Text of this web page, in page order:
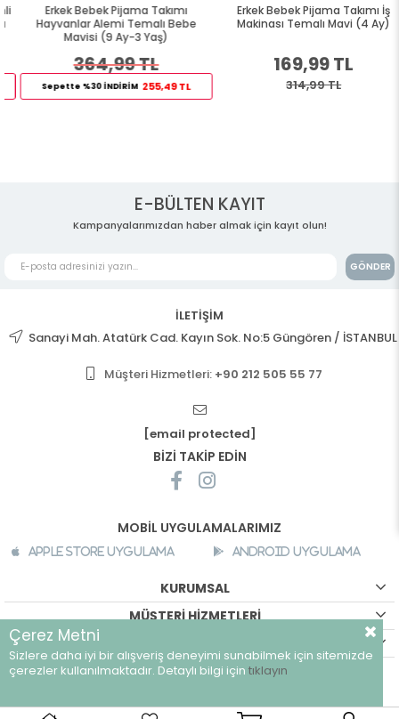
Erkek Bebek Pijama Takımı
Hayvanlar Alemi Temalı Bebe
Mavisi (9 Ay-3 Yaş)
364,99 TL
Sepette %30 İNDİRİM 255,49 TL
Erkek Bebek Pijama Takımı İş
Makinası Temalı Mavi (4 Ay)
169,99 TL
314,99 TL
E-BÜLTEN KAYIT
Kampanyalarımızdan haber almak için kayıt olun!
GÖNDER
İLETİŞİM
Sanayi Mah. Atatürk Cad. Kayın Sok. No:5 Güngören / İSTANBUL
Müşteri Hizmetleri: +90 212 505 55 77
[email protected]
BİZİ TAKİP EDİN
MOBİL UYGULAMALARIMIZ
Apple Store Uygulama Android Uygulama
KURUMSAL
MÜŞTERİ HİZMETLERİ
©breeze.com.tr - Tüm hakları saklıdır.
Çerez Metni
Sizlere daha iyi bir alışveriş deneyimi sunabilmek için sitemizde
çerezler kullanılmaktadır. Detaylı bilgi için tıklayın